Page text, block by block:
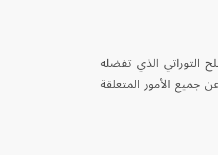
الذي تفضله
جميع الأمور المتعلقة